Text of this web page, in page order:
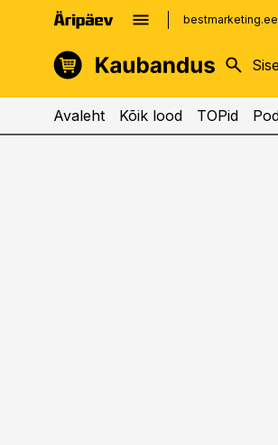
bestmarketing.ee
kinnisvarauudised.ee
logistikauudised.ee
Avaleht Kõik lood TOPid